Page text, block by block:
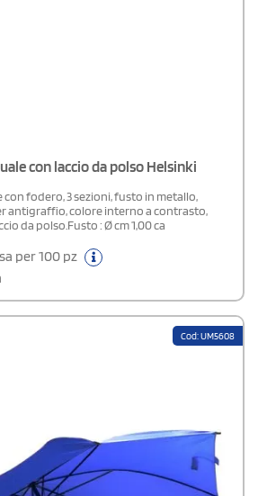
con laccio da polso Helsinki
fodero, 3 sezioni, fusto in metallo,
antigraffio, colore interno a contrasto,
da polso.Fusto : Ø cm 1,00 ca
per 100 pz
Cod: UM5608